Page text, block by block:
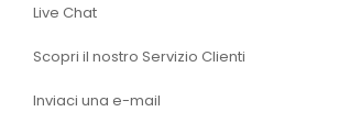
Live Chat
Scopri il nostro Servizio Clienti
Inviaci una e-mail